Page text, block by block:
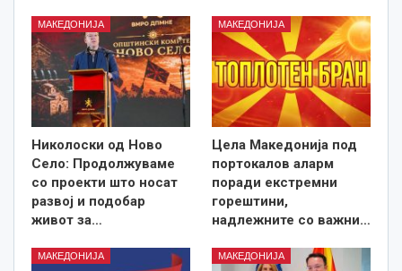
МАКЕДОНИЈА
Николоски од Ново
Село: Продолжуваме
со проекти што носат
развој и подобар
живот за…
МАКЕДОНИЈА
Цела Македонија под
портокалов аларм
поради екстремни
горештини,
надлежните со важни…
МАКЕДОНИЈА МАКЕДОНИЈА